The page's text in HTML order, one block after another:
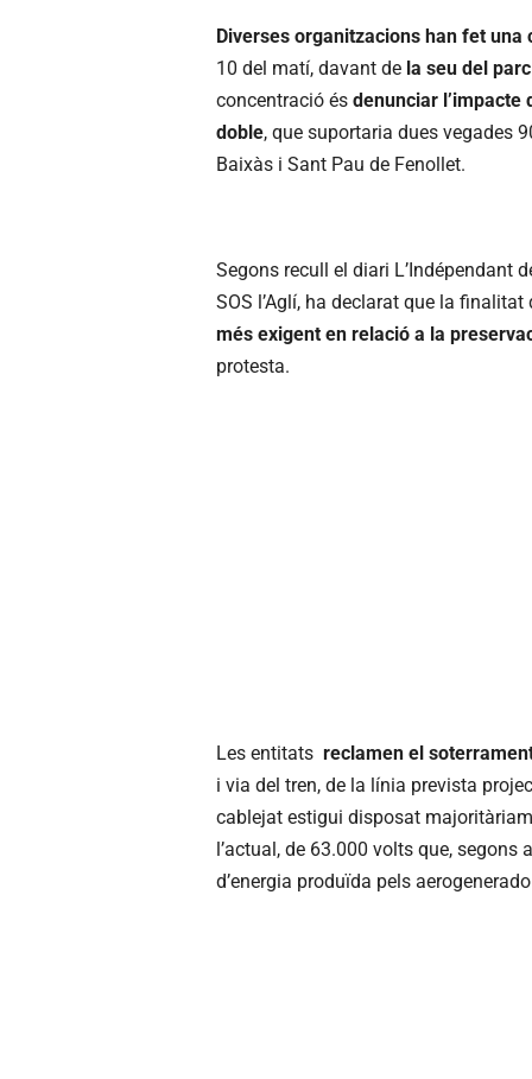
Diverses organitzacions han fet
10 del matí, davant de la seu del
concentració és denunciar l’impacte
doble, que suportaria dues vegades
Baixàs i Sant Pau de Fenollet.
Segons recull el diari L’Indépendant
SOS l’Aglí, ha declarat que la finalitat
més exigent en relació a la
protesta.
Les entitats reclamen el
i via del tren, de la línia prevista
cablejat estigui disposat
l’actual, de 63.000 volts que, segons
d’energia produïda pels